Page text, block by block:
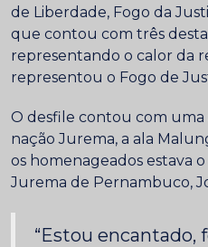
de Liberdade, Fogo da
que contou com três
representando o calor da
representou o Fogo de
O desfile contou com uma
nação Jurema, a ala
os homenageados estava
Jurema de Pernambuco,
“Estou encantado,